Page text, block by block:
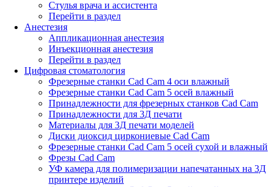
Стулья врача и ассистента
Перейти в раздел
Анестезия
Аппликационная анестезия
Инъекционная анестезия
Перейти в раздел
Цифровая стоматология
Фрезерные станки Cad Cam 4 оси влажный
Фрезерные станки Cad Cam 5 осей влажный
Принадлежности для фрезерных станков Cad Cam
Принадлежности для 3Д печати
Материалы для 3Д печати моделей
Диски диоксид циркониевые Cad Cam
Фрезерные станки Cad Cam 5 осей сухой и влажный
Фрезы Cad Cam
УФ камера для полимеризации напечатанных на 3Д
принтере изделий